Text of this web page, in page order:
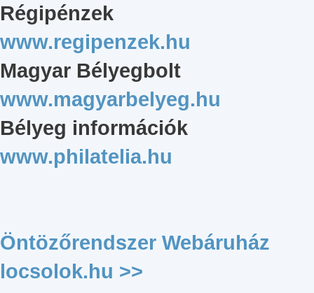
Régipénzek
www.regipenzek.hu
Magyar Bélyegbolt
www.magyarbelyeg.hu
Bélyeg információk
www.philatelia.hu
Öntözőrendszer Webáruház
locsolok.hu >>